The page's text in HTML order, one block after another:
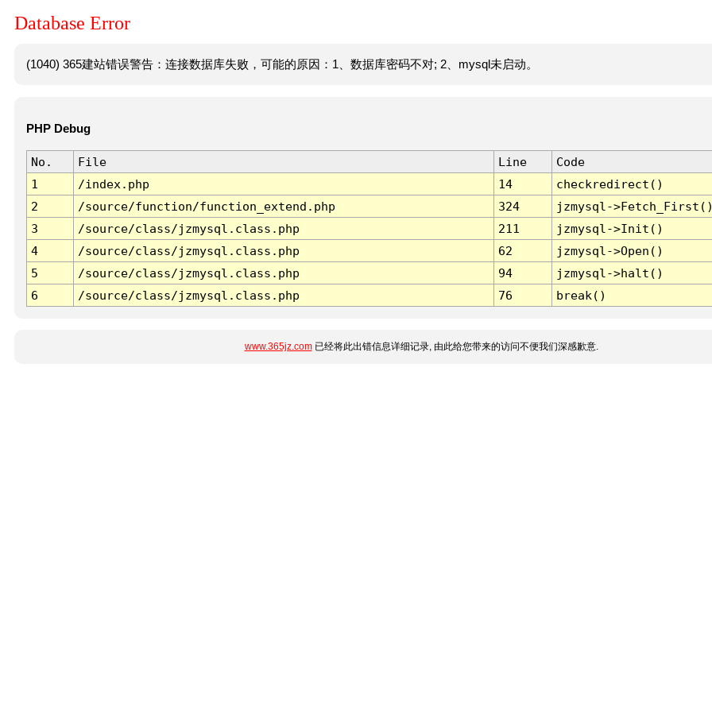
Database Error
(1040) 365建站错误警告：连接数据库失败，可能的原因：1、数据库密码不对; 2、mysql未启动。
PHP Debug
No. File Line
Code
1
/index.php 14
checkredirect()
2
/source/function/function_extend.php 324
jzmysql-
3
/source/class/jzmysql.class.php 211
jzmysql->Init()
4
/source/class/jzmysql.class.php 62
jzmysql->Open()
5
/source/class/jzmysql.class.php 94
jzmysql->halt()
6
/source/class/jzmysql.class.php 76 break()
www.365jz.com已经将此出错信息详细记录, 由此给您带来的访问不便我们深感歉意.